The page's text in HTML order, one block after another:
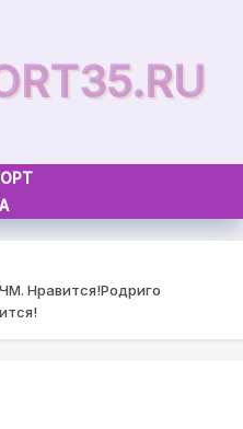
Нравится!Родриго